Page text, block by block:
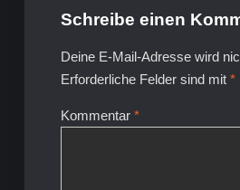
Schreibe einen
Deine E-Mail-Adresse wird
Erforderliche Felder sind mit *
Kommentar *